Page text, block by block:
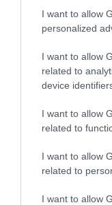
I want to allow
personalized
I want to allow
related to
device
I want to allow
related to
I want to allow
related to
I want to allow
Χατζηδάκης:
εγκύκλιοι
ιστοσελίδες
και μάθετε
Share
ΚΟΜΙΣΙΟΝ ΟΟΣΑ